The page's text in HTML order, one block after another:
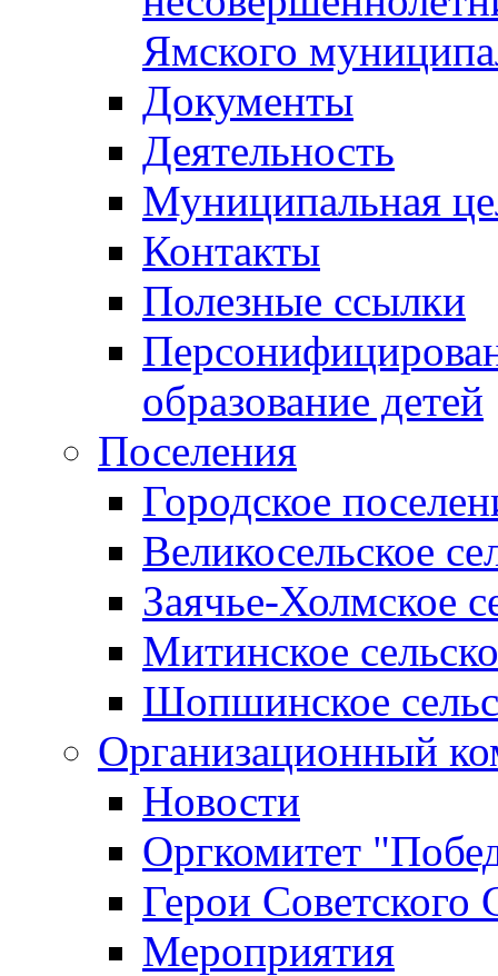
Ямского
Документы
Деятельность
Муниципальная
Контакты
Полезные ссылки
образование детей
Поселения
Городское
Великосельское
Заячье-Холмское
Митинское
Шопшинское
Организационный
Новости
Оргкомитет
Герои Советского
Мероприятия